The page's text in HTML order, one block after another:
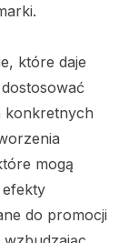
które daje
konkretnych
mogą
do promocji